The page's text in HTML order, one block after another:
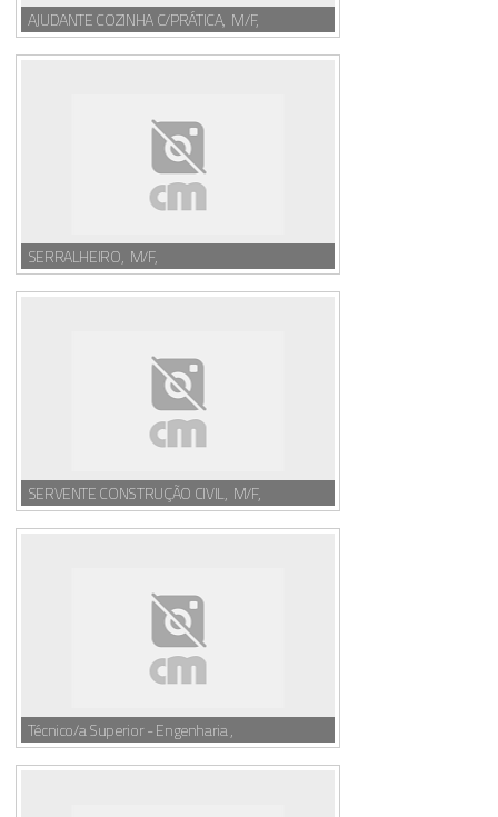
AJUDANTE COZINHA C/PRÁTICA, M/F,
SERRALHEIRO, M/F,
SERVENTE CONSTRUÇÃO CIVIL, M/F,
Técnico/a Superior - Engenharia ,